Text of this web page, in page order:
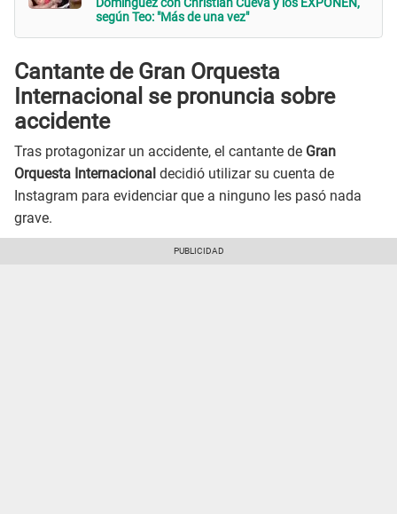
Domínguez con Christian Cueva y los EXPONEN,
según Teo: "Más de una vez"
Cantante de Gran Orquesta
Internacional se pronuncia sobre
accidente
Tras protagonizar un accidente, el cantante de Gran
Orquesta Internacional decidió utilizar su cuenta de
Instagram para evidenciar que a ninguno les pasó nada
grave.